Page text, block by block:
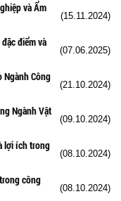
và Ẩm
(15.11.2024)
điểm và
(07.06.2025)
Ngành Công
(21.10.2024)
Ngành Vật
(09.10.2024)
lợi ích trong
(08.10.2024)
công
(08.10.2024)